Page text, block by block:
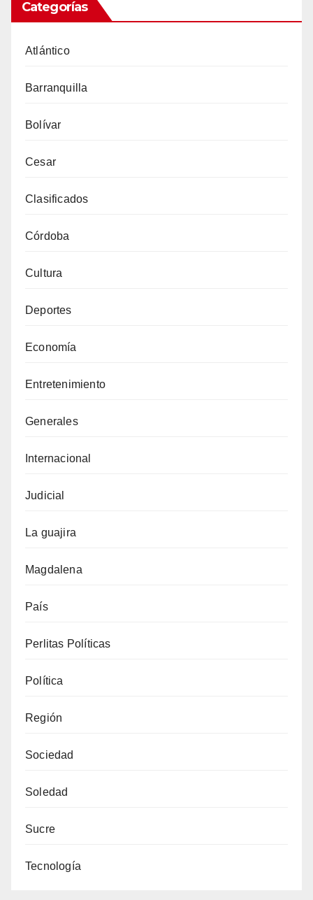
Categorías
Atlántico
Barranquilla
Bolívar
Cesar
Clasificados
Córdoba
Cultura
Deportes
Economía
Entretenimiento
Generales
Internacional
Judicial
La guajira
Magdalena
País
Perlitas Políticas
Política
Región
Sociedad
Soledad
Sucre
Tecnología